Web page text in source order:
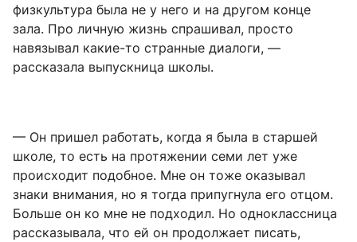
физкультура была не у него и на другом конце
зала. Про личную жизнь спрашивал, просто
навязывал какие-то странные диалоги, —
рассказала выпускница школы.
— Он пришел работать, когда я была в старшей
школе, то есть на протяжении семи лет уже
происходит подобное. Мне он тоже оказывал
знаки внимания, но я тогда припугнула его отцом.
Больше он ко мне не подходил. Но одноклассница
рассказывала, что ей он продолжает писать,